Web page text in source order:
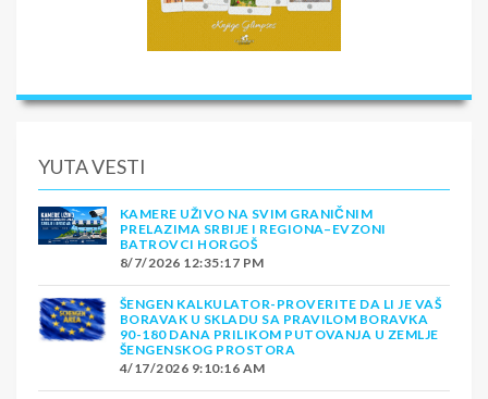
YUTA VESTI
KAMERE UŽIVO NA SVIM GRANIČNIM
PRELAZIMA SRBIJE I REGIONA–EVZONI
BATROVCI HORGOŠ
8/7/2026 12:35:17 PM
ŠENGEN KALKULATOR-PROVERITE DA LI JE VAŠ
BORAVAK U SKLADU SA PRAVILOM BORAVKA
90-180 DANA PRILIKOM PUTOVANJA U ZEMLJE
ŠENGENSKOG PROSTORA
4/17/2026 9:10:16 AM